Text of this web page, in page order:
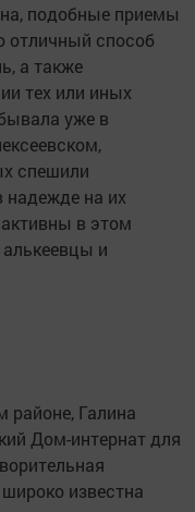
подобные приемы
отличный способ
а также
тех или иных
уже в
спешили
на их
в этом
и
Галина
Дом-интернат для
известна